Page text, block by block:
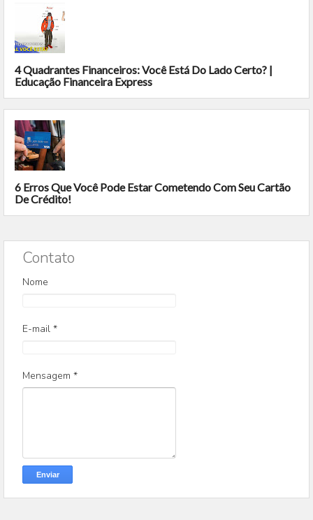
4 Quadrantes Financeiros: Você Está Do Lado Certo? |
Educação Financeira Express
6 Erros Que Você Pode Estar Cometendo Com Seu Cartão
De Crédito!
Contato
Nome
E-mail *
Mensagem *